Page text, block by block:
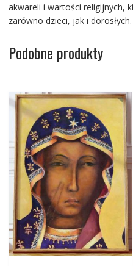
akwareli i wartości religijnych,
zarówno dzieci, jak i dorosłych.
Podobne produkty